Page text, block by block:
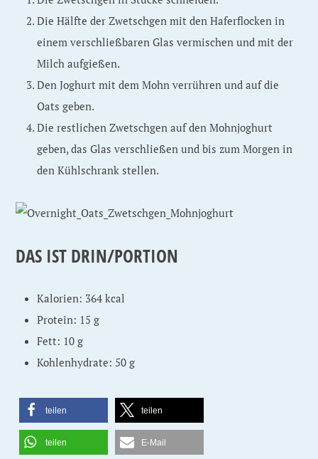
Die Hälfte der Zwetschgen mit den Haferflocken in
einem verschließbaren Glas vermischen und mit der
Milch aufgießen.
Den Joghurt mit dem Mohn verrühren und auf die
Oats geben.
Die restlichen Zwetschgen auf den Mohnjoghurt
geben, das Glas verschließen und bis zum Morgen in
den Kühlschrank stellen.
DAS IST DRIN/PORTION
Kalorien: 364 kcal
Protein: 15 g
Fett: 10 g
Kohlenhydrate: 50 g
teilen teilen
teilen E-Mail